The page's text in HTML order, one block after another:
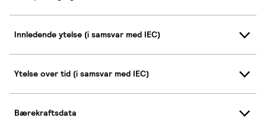
Innledende ytelse (i samsvar med IEC)
Ytelse over tid (i samsvar med IEC)
Bærekraftsdata